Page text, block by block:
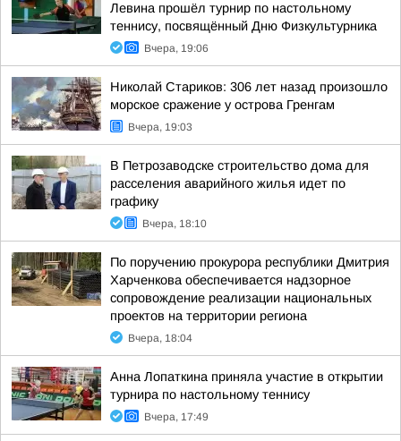
Левина прошёл турнир по настольному
теннису, посвящённый Дню Физкультурника
Вчера, 19:06
Николай Стариков: 306 лет назад произошло
морское сражение у острова Гренгам
Вчера, 19:03
В Петрозаводске строительство дома для
расселения аварийного жилья идет по
графику
Вчера, 18:10
По поручению прокурора республики Дмитрия
Харченкова обеспечивается надзорное
сопровождение реализации национальных
проектов на территории региона
Вчера, 18:04
Анна Лопаткина приняла участие в открытии
турнира по настольному теннису
Вчера, 17:49